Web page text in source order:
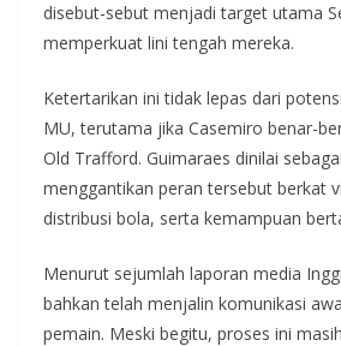
disebut-sebut menjadi target utama
memperkuat lini tengah mereka.
Ketertarikan ini tidak lepas dari
MU, terutama jika Casemiro benar-
Old Trafford. Guimaraes dinilai
menggantikan peran tersebut berkat
distribusi bola, serta kemampuan
Menurut sejumlah laporan media
bahkan telah menjalin komunikasi
pemain. Meski begitu, proses ini